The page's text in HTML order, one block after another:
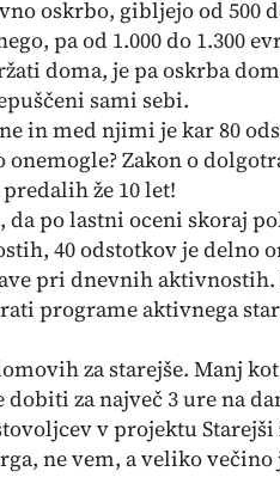
oskrbo, gibljejo od 500
pa od 1.000 do 1.300
doma, je pa oskrba
sami sebi.
in med njimi je kar 80
onemogle? Zakon o
že 10 let!
po lastni oceni skoraj
40 odstotkov je delno
pri dnevnih aktivnostih.
programe aktivnega
za starejše. Manj
za največ 3 ure na
v projektu Starejši
ne vem, a veliko